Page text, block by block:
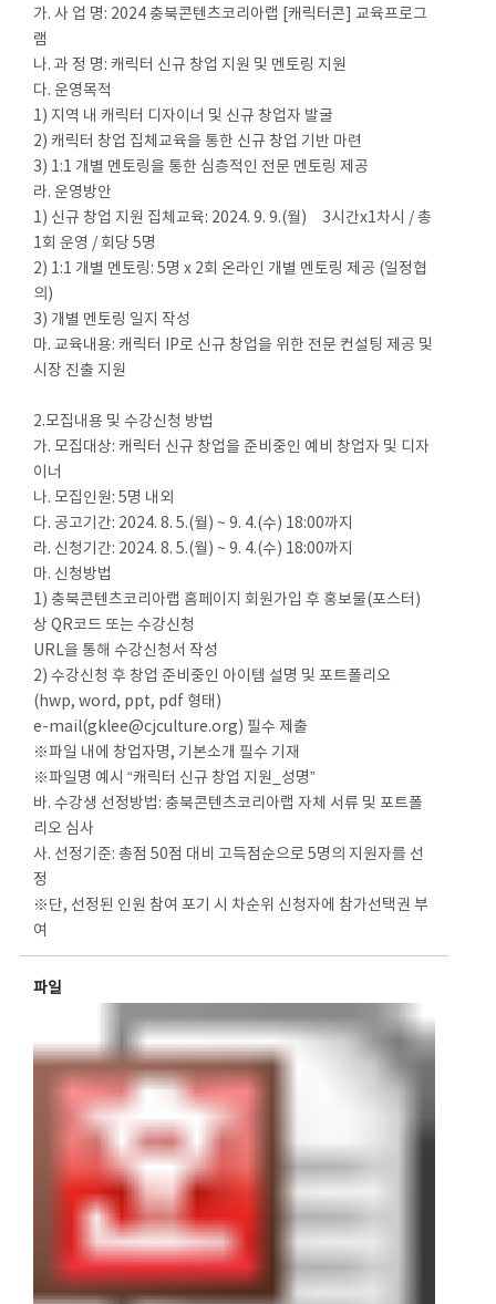
가. 사 업 명: 2024 충북콘텐츠코리아랩 [캐릭터콘] 교육프로그
램
나. 과 정 명: 캐릭터 신규 창업 지원 및 멘토링 지원
다. 운영목적
1) 지역 내 캐릭터 디자이너 및 신규 창업자 발굴
2) 캐릭터 창업 집체교육을 통한 신규 창업 기반 마련
3) 1:1 개별 멘토링을 통한 심층적인 전문 멘토링 제공
라. 운영방안
1) 신규 창업 지원 집체교육: 2024. 9. 9.(월) 3시간x1차시 / 총
1회 운영 / 회당 5명
2) 1:1 개별 멘토링: 5명 x 2회 온라인 개별 멘토링 제공 (일정협
의)
3) 개별 멘토링 일지 작성
마. 교육내용: 캐릭터 IP로 신규 창업을 위한 전문 컨설팅 제공 및
시장 진출 지원
2.모집내용 및 수강신청 방법
가. 모집대상: 캐릭터 신규 창업을 준비중인 예비 창업자 및 디자
이너
나. 모집인원: 5명 내외
다. 공고기간: 2024. 8. 5.(월) ~ 9. 4.(수) 18:00까지
라. 신청기간: 2024. 8. 5.(월) ~ 9. 4.(수) 18:00까지
마. 신청방법
1) 충북콘텐츠코리아랩 홈페이지 회원가입 후 홍보물(포스터)
상 QR코드 또는 수강신청
URL을 통해 수강신청서 작성
2) 수강신청 후 창업 준비중인 아이템 설명 및 포트폴리오
(hwp, word, ppt, pdf 형태)
e-mail(gklee@cjculture.org) 필수 제출
※파일 내에 창업자명, 기본소개 필수 기재
※파일명 예시 “캐릭터 신규 창업 지원_성명”
바. 수강생 선정방법: 충북콘텐츠코리아랩 자체 서류 및 포트폴
리오 심사
사. 선정기준: 총점 50점 대비 고득점순으로 5명의 지원자를 선
정
※단, 선정된 인원 참여 포기 시 차순위 신청자에 참가선택권 부
여
파일